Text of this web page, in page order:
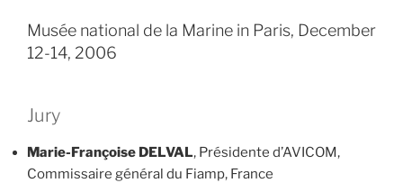
Musée national de la Marine in Paris, December
12-14, 2006
Jury
Marie-Françoise DELVAL, Présidente d’AVICOM,
Commissaire général du Fiamp, France